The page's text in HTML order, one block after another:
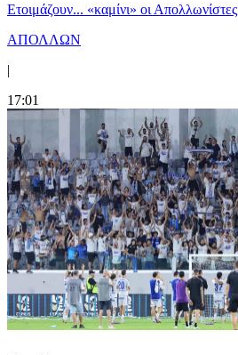
Ετοιμάζουν... «καμίνι» οι Απολλωνίστες
ΑΠΟΛΛΩΝ
|
17:01